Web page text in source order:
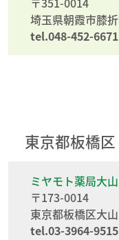
埼玉県朝霞市膝
tel.048-452-
東京都板橋区
ミヤモト薬局大
〒173-0014
東京都板橋区大
tel.03-3964-